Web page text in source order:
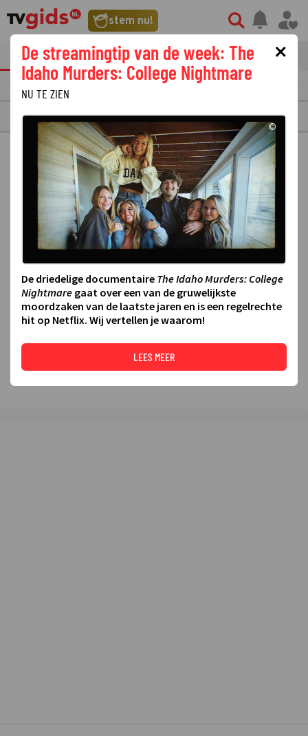
stem nu!
tvgids streaming nieuws
11 WOENSDAG
DISNEY XD
×
De streamingtip van de week: The
Idaho Murders: College Nightmare
NU TE ZIEN
©
De driedelige documentaire The Idaho Murders: College
Nightmare gaat over een van de gruwelijkste
moordzaken van de laatste jaren en is een regelrechte
hit op Netflix. Wij vertellen je waarom!
LEES MEER